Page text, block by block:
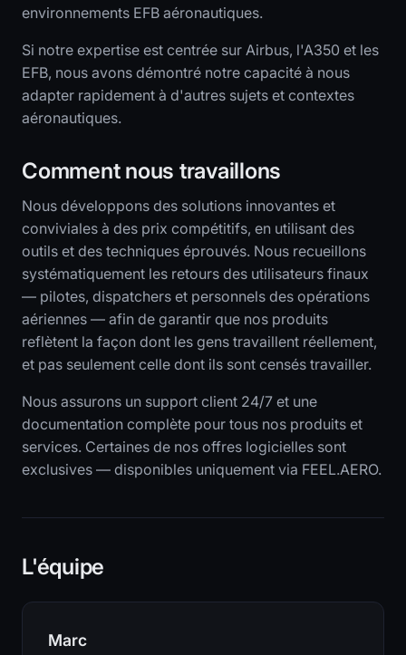
environnements EFB aéronautiques.
Si notre expertise est centrée sur Airbus, l'A350 et les
EFB, nous avons démontré notre capacité à nous
adapter rapidement à d'autres sujets et contextes
aéronautiques.
Comment nous travaillons
Nous développons des solutions innovantes et
conviviales à des prix compétitifs, en utilisant des
outils et des techniques éprouvés. Nous recueillons
systématiquement les retours des utilisateurs finaux
— pilotes, dispatchers et personnels des opérations
aériennes — afin de garantir que nos produits
reflètent la façon dont les gens travaillent réellement,
et pas seulement celle dont ils sont censés travailler.
Nous assurons un support client 24/7 et une
documentation complète pour tous nos produits et
services. Certaines de nos offres logicielles sont
exclusives — disponibles uniquement via FEEL.AERO.
L'équipe
Marc